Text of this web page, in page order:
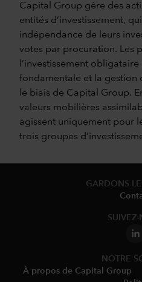
Capital Group gère des
entités d’investissement,
indépendance de leurs
votes par procuration. Les
l’investissement
fondamentale et la gestion
le biais de Capital Group.
valeurs mobilières
agissent uniquement pour
trois groupes
GARDONS
SUIVEZ-
NOTRE
À propos de Capital Group